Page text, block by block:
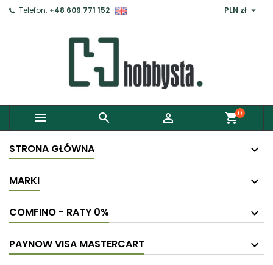
Telefon: +48 609 771 152 PLN zł 
   shopping_cart0
STRONA GŁÓWNA
MARKI
COMFINO - RATY 0%
PAYNOW VISA MASTERCART
Zaloguj ×
Aby zapisać produkty do Schowka, musisz się
Anuluj Zaloguj